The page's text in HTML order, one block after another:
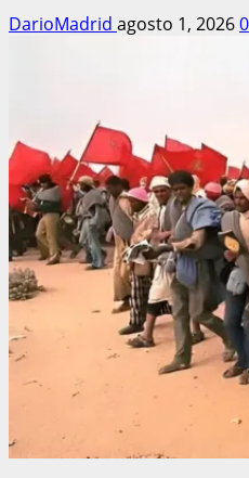
DarioMadrid agosto 1, 20260